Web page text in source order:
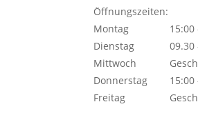
Öffnungszeiten:
Montag
15:00
Dienstag
09.30
Mittwoch
Donnerstag
15:00
Freitag